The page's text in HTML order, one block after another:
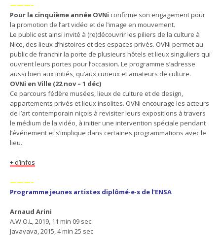
———–
Pour la cinquième année OVNi confirme son engagement pour
la promotion de l’art vidéo et de l’image en mouvement.
Le public est ainsi invité à (re)découvrir les piliers de la culture à
Nice, des lieux d’histoires et des espaces privés. OVNi permet au
public de franchir la porte de plusieurs hôtels et lieux singuliers qui
ouvrent leurs portes pour l’occasion. Le programme s’adresse
aussi bien aux initiés, qu’aux curieux et amateurs de culture.
OVNi en Ville (22 nov – 1 déc)
Ce parcours fédère musées, lieux de culture et de design,
appartements privés et lieux insolites. OVNi encourage les acteurs
de l’art contemporain niçois à revisiter leurs expositions à travers
le médium de la vidéo, à initier une intervention spéciale pendant
l’événement et s’implique dans certaines programmations avec le
lieu.
+ d’infos
———–
Programme jeunes artistes diplômé·e·s de l’ENSA
Arnaud Arini
A.W.O.L, 2019, 11 min 09 sec
Javavava, 2015, 4 min 25 sec